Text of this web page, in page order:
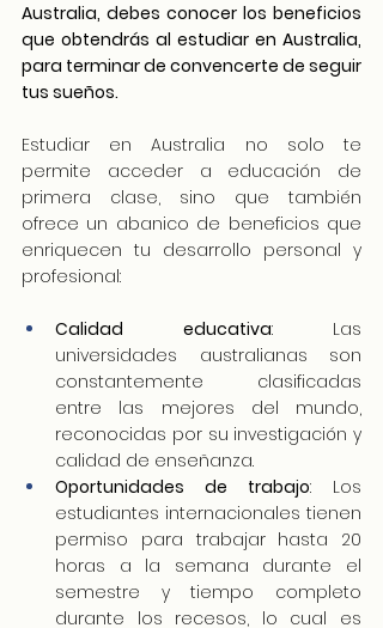
Australia, debes conocer los beneficios
que obtendrás al estudiar en Australia,
para terminar de convencerte de seguir
tus sueños.
Estudiar en Australia no solo te
permite acceder a educación de
primera clase, sino que también
ofrece un abanico de beneficios que
enriquecen tu desarrollo personal y
profesional:
Calidad educativa: Las
universidades australianas son
constantemente clasificadas
entre las mejores del mundo,
reconocidas por su investigación y
calidad de enseñanza.
Oportunidades de trabajo: Los
estudiantes internacionales tienen
permiso para trabajar hasta 20
horas a la semana durante el
semestre y tiempo completo
durante los recesos, lo cual es